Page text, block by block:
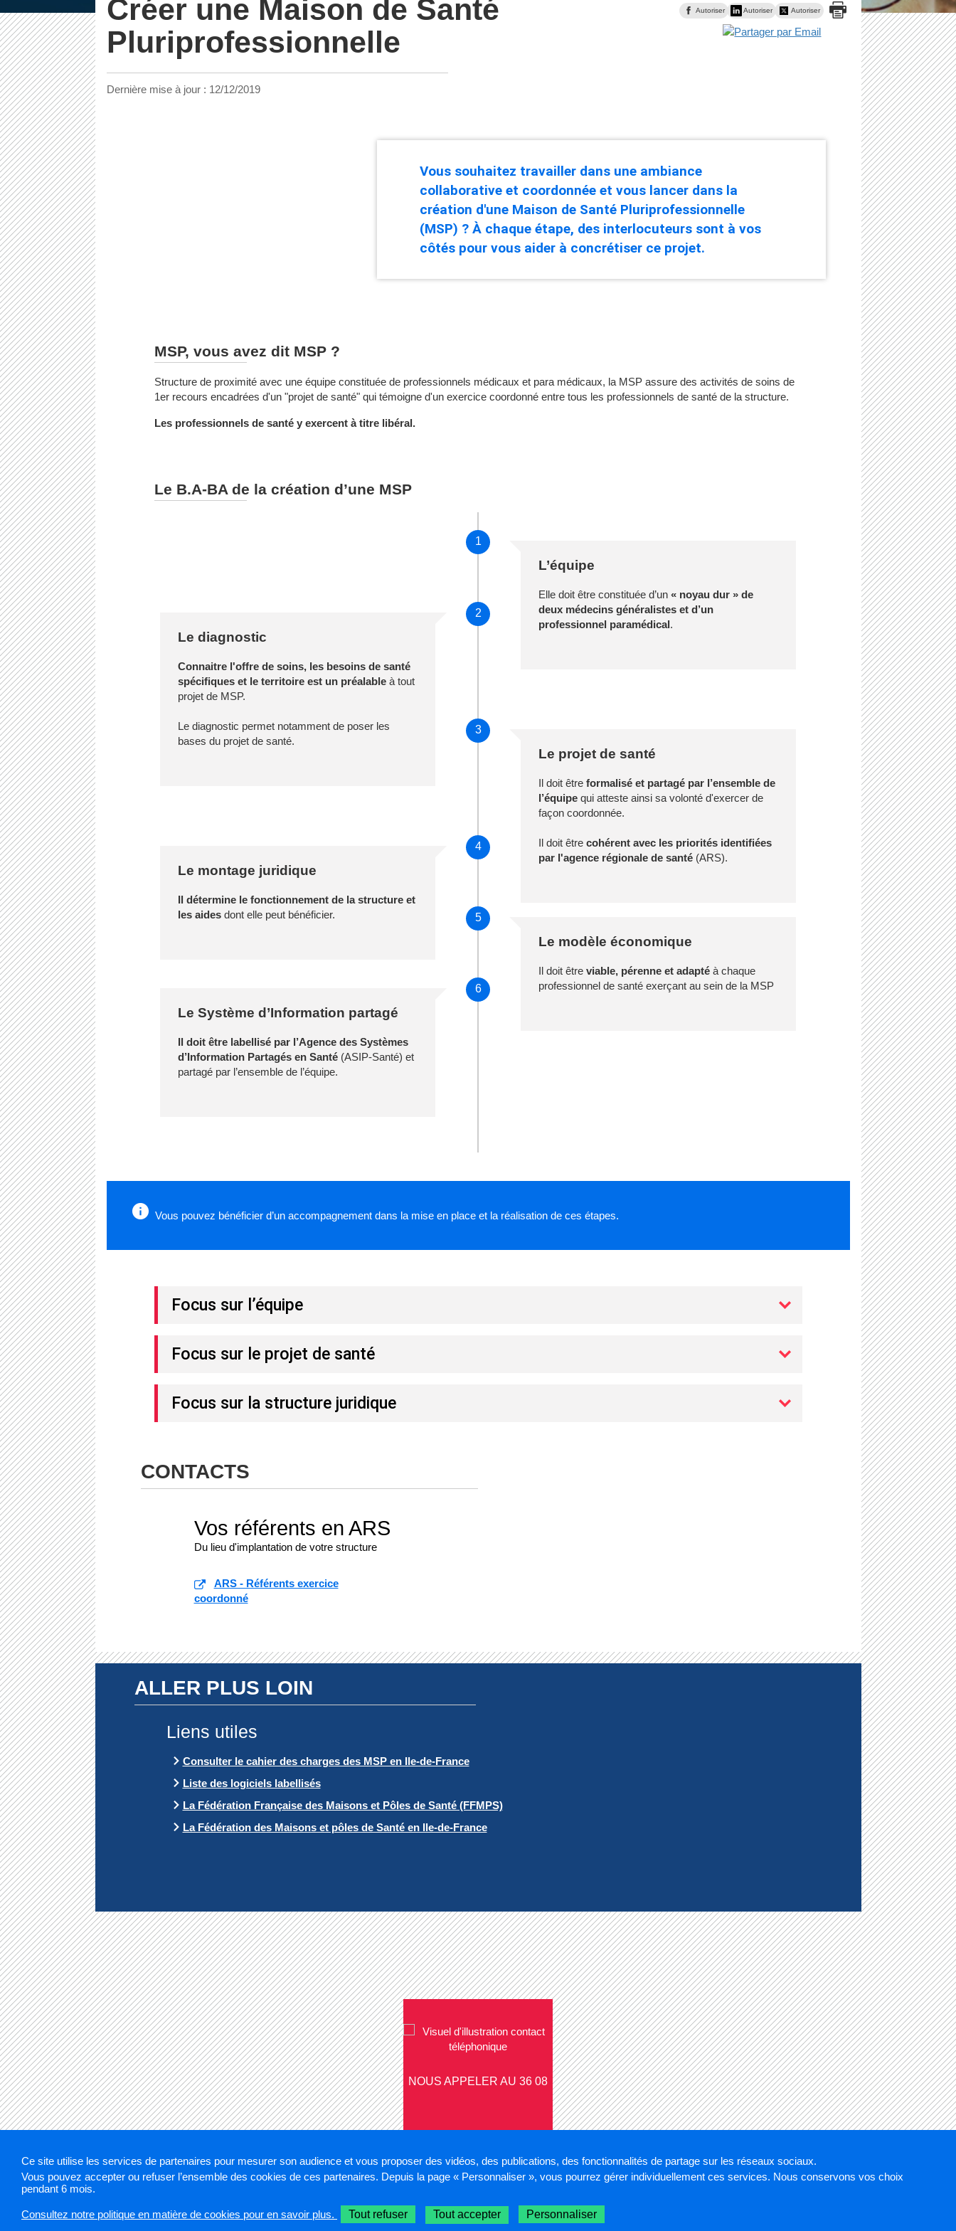
Ce site utilise les services de partenaires pour mesurer son audience et vous proposer des vidéos, des publications, des fonctionnalités de partage sur les réseaux sociaux.
Vous pouvez accepter ou refuser l’ensemble des cookies de ces partenaires. Depuis la page « Personnaliser », vous pourrez gérer individuellement ces services. Nous conservons vos choix
pendant 6 mois.
Consultez notre politique en matière de cookies pour en savoir plus. Tout refuser Tout accepter Personnaliser
Créer une Maison de Santé
Pluriprofessionnelle
Autoriser Autoriser Autoriser
Dernière mise à jour : 12/12/2019
Vous souhaitez travailler dans une ambiance
collaborative et coordonnée et vous lancer dans la
création d'une Maison de Santé Pluriprofessionnelle
(MSP) ? À chaque étape, des interlocuteurs sont à vos
côtés pour vous aider à concrétiser ce projet.
MSP, vous avez dit MSP ?
Structure de proximité avec une équipe constituée de professionnels médicaux et para médicaux, la MSP assure des activités de soins de
1er recours encadrées d'un "projet de santé" qui témoigne d'un exercice coordonné entre tous les professionnels de santé de la structure.
Les professionnels de santé y exercent à titre libéral.
Le B.A-BA de la création d’une MSP
1
L’équipe
Elle doit être constituée d’un « noyau dur » de
deux médecins généralistes et d’un
professionnel paramédical.
2
Le diagnostic
Connaitre l'offre de soins, les besoins de santé
spécifiques et le territoire est un préalableà tout
projet de MSP.
Le diagnostic permet notamment de poser les
bases du projet de santé.
3
Le projet de santé
Il doit être formalisé et partagé par l’ensemble de
l’équipe qui atteste ainsi sa volonté d'exercer de
façon coordonnée.
Il doit être cohérent avec les priorités identifiées
par l'agence régionale de santé (ARS).
4
Le montage juridique
Il détermine le fonctionnement de la structure et
les aides dont elle peut bénéficier. 5
Le modèle économique
Il doit être viable, pérenne et adapté à chaque
professionnel de santé exerçant au sein de la MSP
6
Le Système d’Information partagé
Il doit être labellisé par l’Agence des Systèmes
d’Information Partagés en Santé(ASIP-Santé) et
partagé par l’ensemble de l’équipe.
Vous pouvez bénéficier d’un accompagnement dans la mise en place et la réalisation de ces étapes.
Focus sur l’équipe
Focus sur le projet de santé
Focus sur la structure juridique
CONTACTS
Vos référents en ARS
Du lieu d'implantation de votre structure
ARS - Référents exercice
coordonné
ALLER PLUS LOIN
Liens utiles
Consulter le cahier des charges des MSP en Ile-de-France
Liste des logiciels labellisés
La Fédération Française des Maisons et Pôles de Santé (FFMPS)
La Fédération des Maisons et pôles de Santé en Ile-de-France
NOUS APPELER AU 36 08
Mentions légales Gestion des cookies
Sélectionnez une région pour accéder à votre site PAPS